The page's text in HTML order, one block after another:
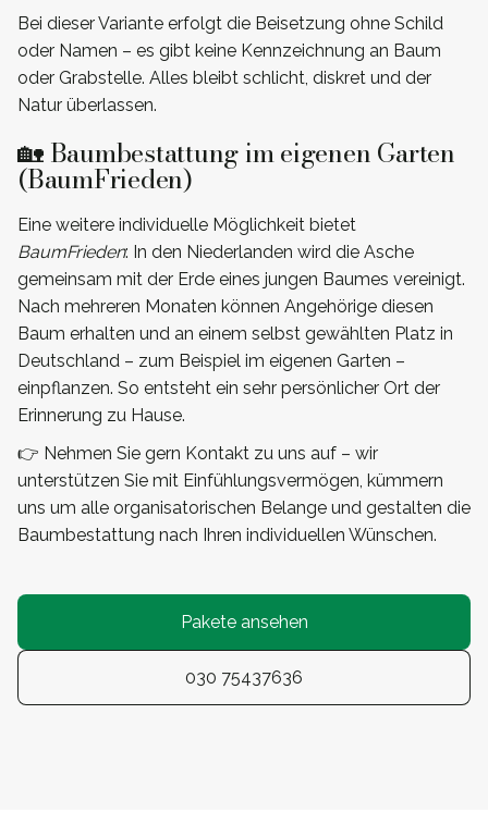
Bei dieser Variante erfolgt die Beisetzung ohne Schild
oder Namen – es gibt keine Kennzeichnung an Baum
oder Grabstelle. Alles bleibt schlicht, diskret und der
Natur überlassen.
🏡 Baumbestattung im eigenen Garten
(BaumFrieden)
Eine weitere individuelle Möglichkeit bietet
BaumFrieden: In den Niederlanden wird die Asche
gemeinsam mit der Erde eines jungen Baumes vereinigt.
Nach mehreren Monaten können Angehörige diesen
Baum erhalten und an einem selbst gewählten Platz in
Deutschland – zum Beispiel im eigenen Garten –
einpflanzen. So entsteht ein sehr persönlicher Ort der
Erinnerung zu Hause.
👉 Nehmen Sie gern Kontakt zu uns auf – wir
unterstützen Sie mit Einfühlungsvermögen, kümmern
uns um alle organisatorischen Belange und gestalten die
Baumbestattung nach Ihren individuellen Wünschen.
Pakete ansehen
030 75437636